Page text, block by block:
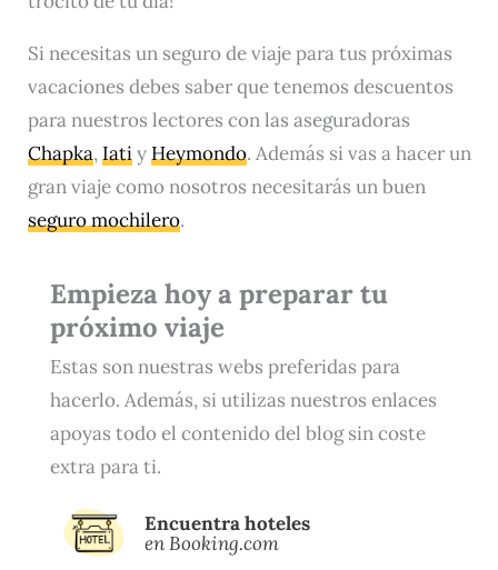
Si necesitas un seguro de viaje para tus próximas
vacaciones debes saber que tenemos descuentos
para nuestros lectores con las aseguradoras
Chapka,IatiyHeymondo. Además si vas a hacer un
gran viaje como nosotros necesitarás un buen
seguro mochilero.
Empieza hoy a preparar tu
próximo viaje
Estas son nuestras webs preferidas para
hacerlo. Además, si utilizas nuestros enlaces
apoyas todo el contenido del blog sin coste
extra para ti.
Encuentra hoteles
en Booking.com